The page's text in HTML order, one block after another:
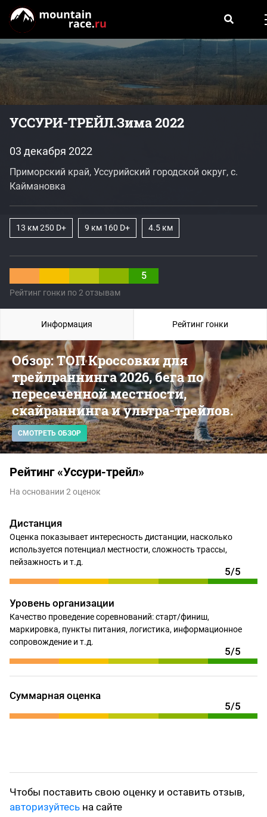
УССУРИ-ТРЕЙЛ.Зима 2022
5
Рейтинг гонки по 2 отзывам
03 декабря 2022
Приморский край, Уссурийский городской округ, с.
Каймановка
13 км 250 D+ 9 км 160 D+ 4.5 км
Обзор: ТОП Кроссовки для
трейлраннинга 2026, бега по
пересеченной местности,
скайраннинга и ультра-трейлов.
СМОТРЕТЬ ОБЗОР
Рейтинг «Уссури-трейл»
На основании 2 оценок
Дистанция
Оценка показывает интересность дистанции, насколько
используется потенциал местности, сложность трассы,
пейзажность и т.д.
5/5
Уровень организации
Качество проведение соревнований: старт/финиш,
маркировка, пункты питания, логистика, информационное
сопровождение и т.д.
5/5
Суммарная оценка
5/5
Чтобы поставить свою оценку и оставить отзыв,
авторизуйтесь на сайте
Информация Рейтинг гонки